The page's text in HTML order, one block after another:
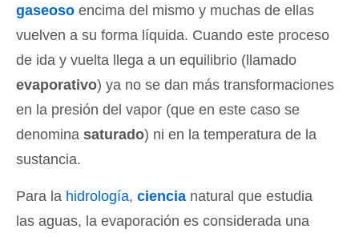
gaseoso encima del mismo y muchas de ellas
vuelven a su forma líquida. Cuando este proceso
de ida y vuelta llega a un equilibrio (llamado
evaporativo) ya no se dan más transformaciones
en la presión del vapor (que en este caso se
denomina saturado) ni en la temperatura de la
sustancia.
Para la hidrología, ciencia natural que estudia
las aguas, la evaporación es considerada una